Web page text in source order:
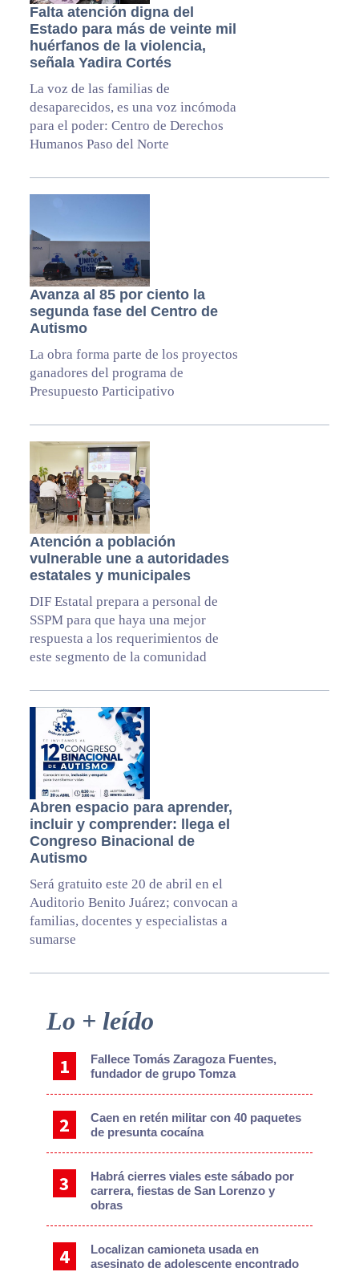
Falta atención digna del
Estado para más de veinte mil
huérfanos de la violencia,
señala Yadira Cortés
La voz de las familias de
desaparecidos, es una voz incómoda
para el poder: Centro de Derechos
Humanos Paso del Norte
Avanza al 85 por ciento la
segunda fase del Centro de
Autismo
La obra forma parte de los proyectos
ganadores del programa de
Presupuesto Participativo
Atención a población
vulnerable une a autoridades
estatales y municipales
DIF Estatal prepara a personal de
SSPM para que haya una mejor
respuesta a los requerimientos de
este segmento de la comunidad
Abren espacio para aprender,
incluir y comprender: llega el
Congreso Binacional de
Autismo
Será gratuito este 20 de abril en el
Auditorio Benito Juárez; convocan a
familias, docentes y especialistas a
sumarse
Primary
Lo + leído
Fallece Tomás Zaragoza Fuentes,
fundador de grupo Tomza
Caen en retén militar con 40 paquetes
de presunta cocaína
Habrá cierres viales este sábado por
carrera, fiestas de San Lorenzo y
obras
Localizan camioneta usada en
asesinato de adolescente encontrado